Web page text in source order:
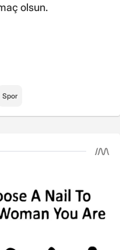
olsun.
Spor